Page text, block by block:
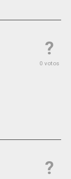
?
0 votos
?